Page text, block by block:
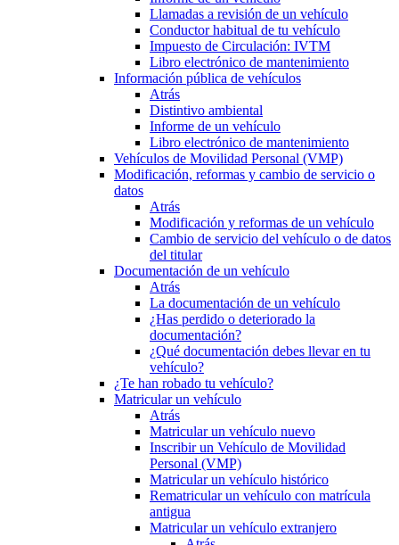
Llamadas a revisión de un vehículo
Conductor habitual de tu vehículo
Impuesto de Circulación: IVTM
Libro electrónico de mantenimiento
Información pública de vehículos
Atrás
Distintivo ambiental
Informe de un vehículo
Libro electrónico de mantenimiento
Vehículos de Movilidad Personal (VMP)
Modificación, reformas y cambio de servicio o
datos
Atrás
Modificación y reformas de un vehículo
Cambio de servicio del vehículo o de datos
del titular
Documentación de un vehículo
Atrás
La documentación de un vehículo
¿Has perdido o deteriorado la
documentación?
¿Qué documentación debes llevar en tu
vehículo?
¿Te han robado tu vehículo?
Matricular un vehículo
Atrás
Matricular un vehículo nuevo
Inscribir un Vehículo de Movilidad
Personal (VMP)
Matricular un vehículo histórico
Rematricular un vehículo con matrícula
antigua
Matricular un vehículo extranjero